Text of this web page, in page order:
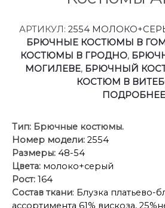
АРТИКУЛ: 2554
БРЮЧНЫЕ КОСТЮМЫ В
КОСТЮМЫ В ГРОДНО,
МОГИЛЕВЕ, БРЮЧНЫЙ
КОСТЮМ В
ПОДРОБНЕЕ
Тип: Брючные костюмы.
Номер модели: 2554
Размеры: 48-54
Цвета: молоко+серый
Рост: 164
Состав ткани: Блузка платьево-
ассортимента 61% вискоза,